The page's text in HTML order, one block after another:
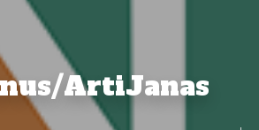
ArtiJanas